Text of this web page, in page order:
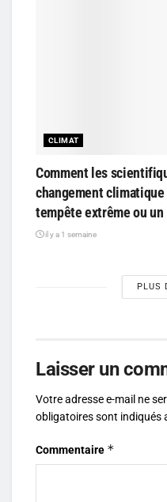
CLIMAT
Comment les
changement climatique
tempête extrême ou
il y a 1 semaine
PLUS
Laisser un
Votre adresse e-mail ne
obligatoires sont indiqués
Commentaire *